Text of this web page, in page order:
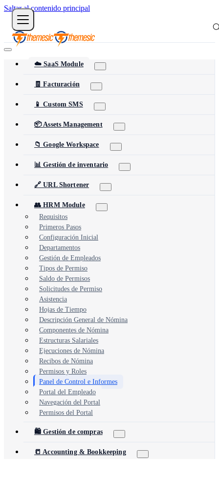
Saltar al contenido principal
☁️ SaaS Module
🧾 Facturación
📱 Custom SMS
📦 Assets Management
📁 Google Workspace
📊 Gestión de inventario
🔗 URL Shortener
👥 HRM Module
Requisitos
Primeros Pasos
Configuración Inicial
Departamentos
Gestión de Empleados
Tipos de Permiso
Saldo de Permisos
Solicitudes de Permiso
Asistencia
Hojas de Tiempo
Descripción General de Nómina
Componentes de Nómina
Estructuras Salariales
Ejecuciones de Nómina
Recibos de Nómina
Permisos y Roles
Panel de Control e Informes
Portal del Empleado
Navegación del Portal
Permisos del Portal
🛍️ Gestión de compras
📒 Accounting & Bookkeeping